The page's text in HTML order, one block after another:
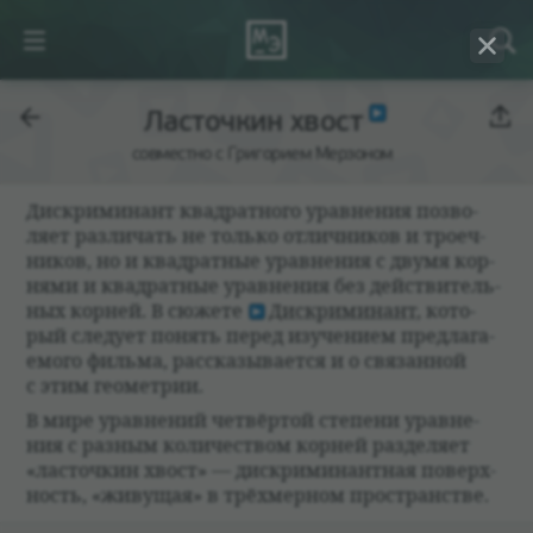
Ласточкин хвост
совместно с Григорием Мерзоном
Дис­кри­ми­нант квад­рат­ного урав­не­ния поз­во­
ляет раз­ли­чать не только отлич­ни­ков и тро­еч­
ни­ков, но и квад­рат­ные урав­не­ния с двумя кор­
нями и квад­рат­ные урав­не­ния без действи­тель­
ных кор­ней. В сюжете
Дис­кри­ми­нант , кото­
рый сле­дует понять перед изу­че­нием пред­лага­
емого фильма, рас­ска­зы­ва­ется и о свя­зан­ной
с этим геомет­рии.
В мире урав­не­ний чет­вёр­той степени урав­не­
ния с раз­ным коли­че­ством кор­ней раз­де­ляет
«ласточ­кин хвост» — дис­кри­ми­нант­ная поверх­
ность, «живущая» в трёхмер­ном про­стран­стве.